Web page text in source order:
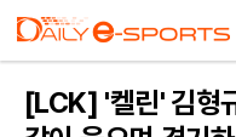
[LCK] '켈린' 김형